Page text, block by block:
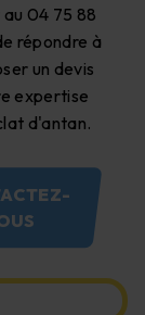
04 75 88
répondre à
un devis
expertise
d'antan.